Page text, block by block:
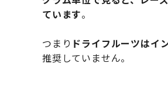
ています。
つまり ドライフルーツはイ
推奨していません。